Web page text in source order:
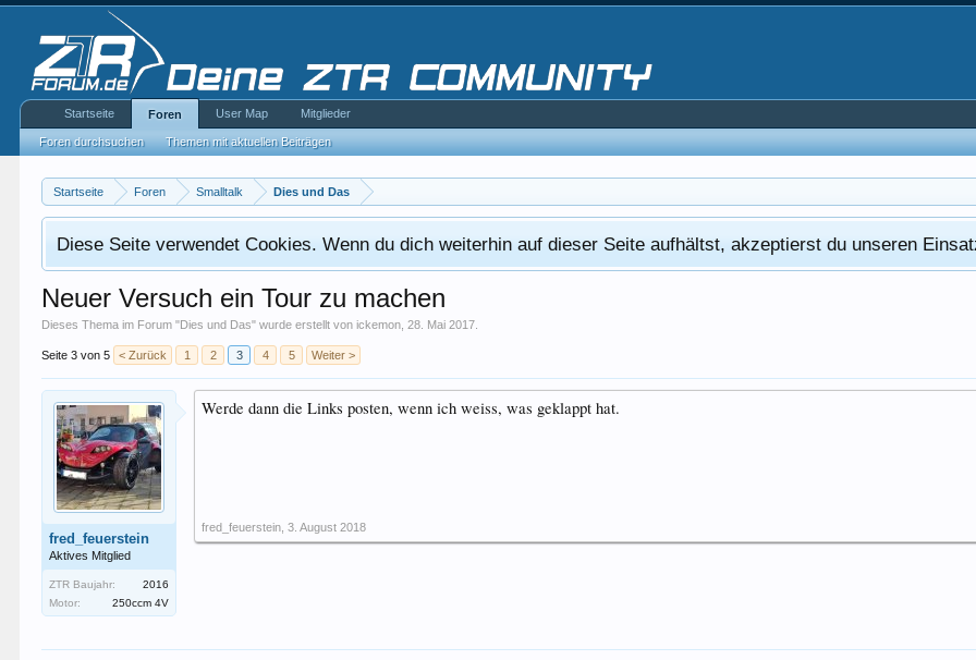
Startseite Foren Smalltalk Dies und Das
Diese Seite verwendet Cookies. Wenn du dich weiterhin auf dieser Seite aufhältst, akzeptierst du unseren
Neuer Versuch ein Tour zu machen
Dieses Thema im Forum "Dies und Das" wurde erstellt vonickemon ,28. Mai 2017
Seite 3 von 5 < Zurück 1 2 3 4 5 Weiter >
fred_feuerstein
Aktives Mitglied
ZTR Baujahr:
2016
Motor:
250ccm 4V
Werde dann die Links posten, wenn ich weiss, was geklappt hat.
fred_feuerstein 3. August 2018
Startseite Foren
Foren durchsuchen Themen mit aktuellen Beiträgen
User Map Mitglieder